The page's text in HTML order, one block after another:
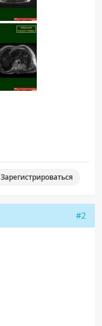
Зарегистрироваться
#2